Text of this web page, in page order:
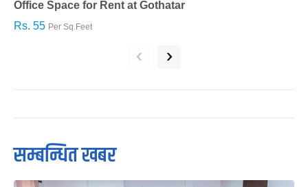
Office Space for Rent at Gothatar
Rs. 55 Per Sq.Feet
‹ ›
सम्बन्धित खबर